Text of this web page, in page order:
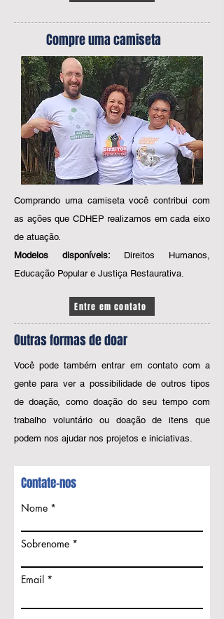
Compre uma camiseta
Comprando uma camiseta você contribui com
as ações que CDHEP realizamos em cada eixo
de atuação.
Modelos disponíveis: Direitos Humanos,
Educação Popular e Justiça Restaurativa.
Entre em contato
Outras formas de doar
Você pode também entrar em contato com a
gente para ver a possibilidade de outros tipos
de doação, como doação do seu tempo com
trabalho voluntário ou doação de itens que
podem nos ajudar nos projetos e iniciativas.
Contate-nos
Nome
Sobrenome
Email